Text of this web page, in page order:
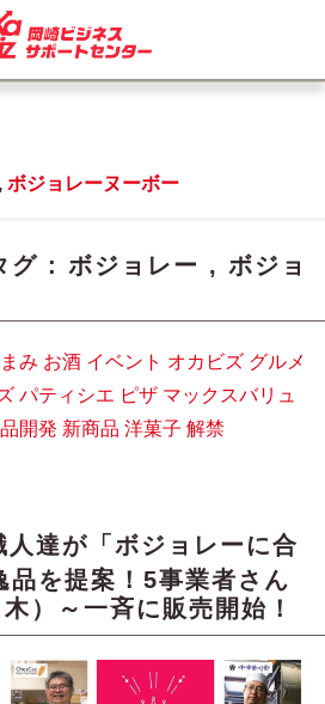
, ボジョレーヌーボー
グ : ボジョレー , ボジョ
み お酒 イベント オカビズ グルメ
パティシエ ピザ マックスバリュ
開発 新商品 洋菓子 解禁
人達が「ボジョレーに合
品を提案！5事業者さん
）～一斉に販売開始！